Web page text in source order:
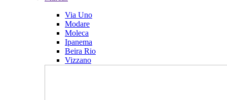
Via Uno
Modare
Moleca
Ipanema
Beira Rio
Vizzano